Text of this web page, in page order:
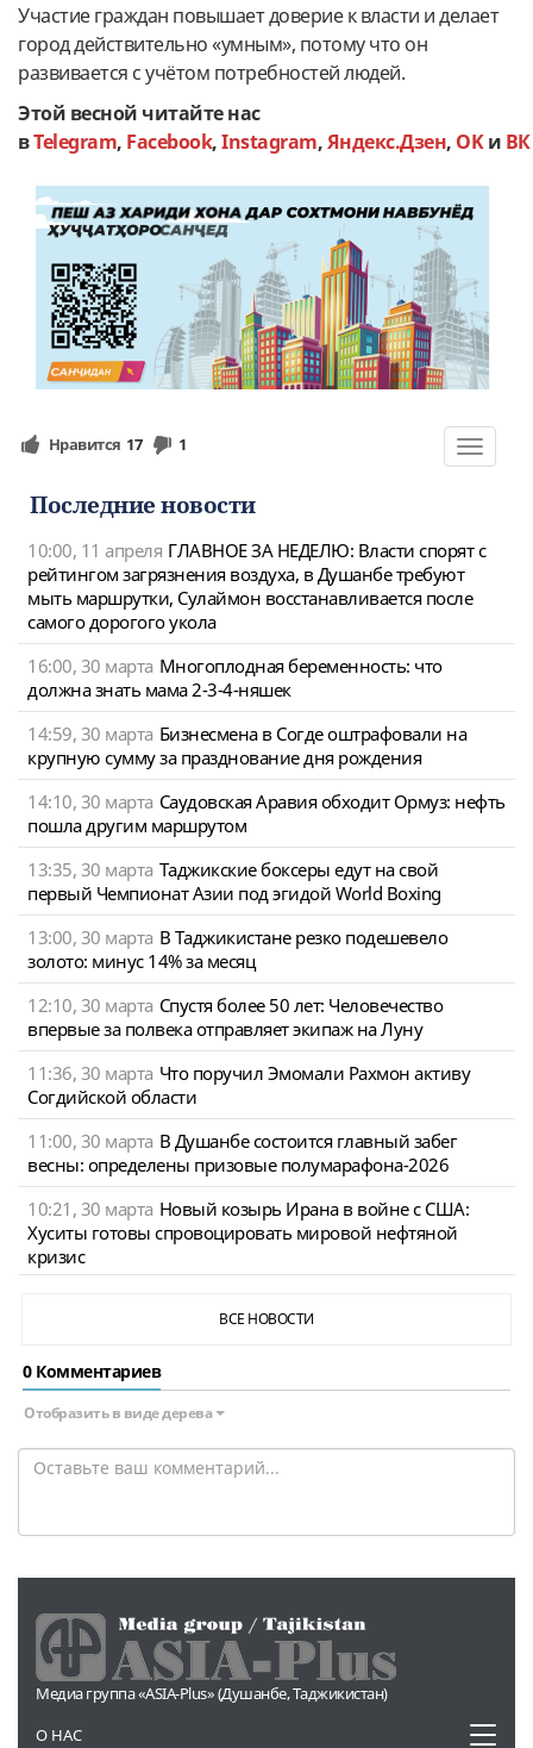
Участие граждан повышает доверие к власти и делает
город действительно «умным», потому что он
развивается с учётом потребностей людей.
Этой весной читайте нас
вTelegram, Facebook,Instagram,Яндекс.Дзен, OKи ВК
Toggle
Нравится 17 1
Последние новости
10:00, 11 апреля ГЛАВНОЕ ЗА НЕДЕЛЮ: Власти спорят с
рейтингом загрязнения воздуха, в Душанбе требуют
мыть маршрутки, Сулаймон восстанавливается после
самого дорогого укола
16:00, 30 марта Многоплодная беременность: что
должна знать мама 2-3-4-няшек
14:59, 30 марта Бизнесмена в Согде оштрафовали на
крупную сумму за празднование дня рождения
14:10, 30 марта Саудовская Аравия обходит Ормуз: нефть
пошла другим маршрутом
13:35, 30 марта Таджикские боксеры едут на свой
первый Чемпионат Азии под эгидой World Boxing
13:00, 30 марта В Таджикистане резко подешевело
золото: минус 14% за месяц
12:10, 30 марта Спустя более 50 лет: Человечество
впервые за полвека отправляет экипаж на Луну
11:36, 30 марта Что поручил Эмомали Рахмон активу
Согдийской области
11:00, 30 марта В Душанбе состоится главный забег
весны: определены призовые полумарафона-2026
10:21, 30 марта Новый козырь Ирана в войне с США:
Хуситы готовы спровоцировать мировой нефтяной
кризис
ВСЕ НОВОСТИ
0 Комментариев
Отобразить в виде дерева
Медиа группа «ASIA-Plus» (Душанбе, Таджикистан)
О НАС